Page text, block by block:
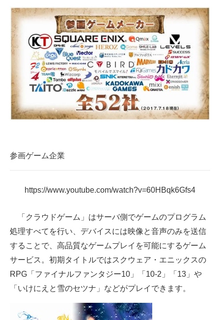
電子設計の基本と応用
エネルギーの専門メディア
建設×テクノロジーの最前線
ちょっと気になるネットの話題
参画ゲーム企業
https://www.youtube.com/watch?v=60HBqk6Gfs4
「クラウドゲーム」はサーバ側でゲームのプログラム
処理すべてを行い、デバイスには映像と音声のみを送信
することで、高品質なゲームプレイを可能にするゲーム
サービス。初期タイトルではスクウェア・エニックスの
RPG「ファイナルファンタジー10」「10-2」「13」や
「いけにえと雪のセツナ」などがプレイできます。